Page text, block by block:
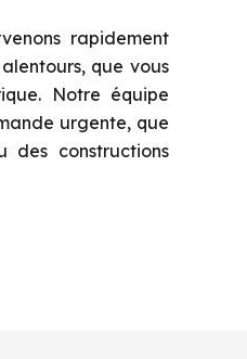
rapidement
que vous
Notre équipe
urgente, que
des constructions